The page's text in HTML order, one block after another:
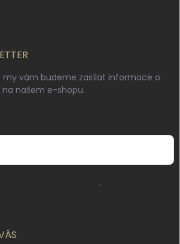
my vám budeme zasílat informace o
našem e-shopu.
.